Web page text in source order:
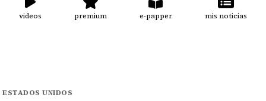
videos premium e-papper mis noticias
ESTADOS UNIDOS